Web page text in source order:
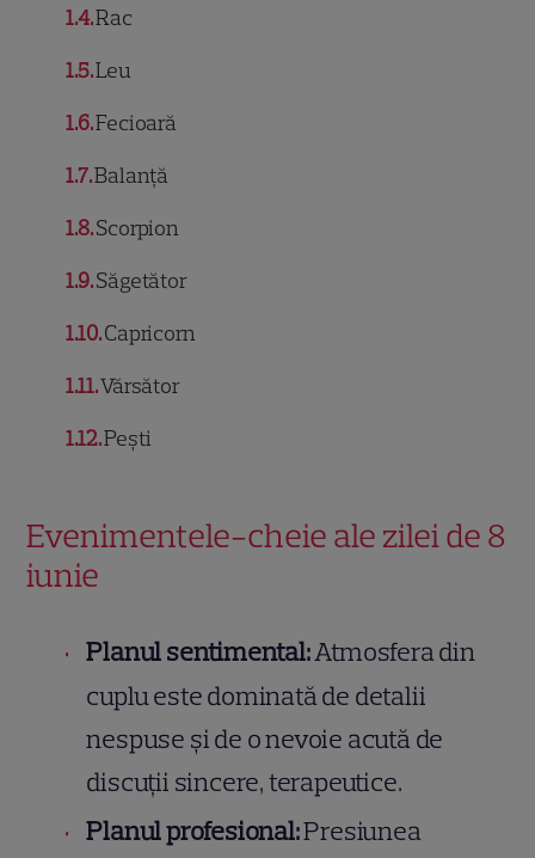
1.4Rac
1.5Leu
1.6Fecioară
1.7Balanță
1.8Scorpion
1.9Săgetător
1.10Capricorn
1.11Vărsător
1.12Pești
Evenimentele-cheie ale zilei de 8
iunie
Planul sentimental:Atmosfera din
cuplu este dominată de detalii
nespuse și de o nevoie acută de
discuții sincere, terapeutice.
Planul profesional:Presiunea